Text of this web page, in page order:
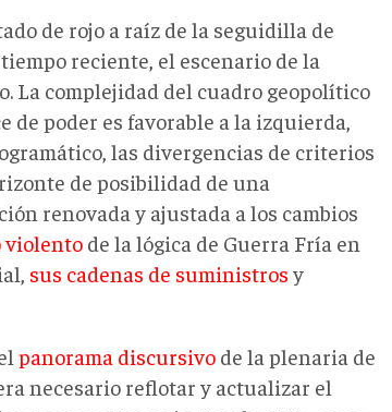
de rojo a raíz de la seguidilla de
reciente, el escenario de la
La complejidad del cuadro geopolítico
de poder es favorable a la izquierda,
las divergencias de criterios
de posibilidad de una
renovada y ajustada a los cambios
violento de la lógica de Guerra Fría en
sus cadenas de suministros y
panorama discursivo de la plenaria de
necesario reflotar y actualizar el